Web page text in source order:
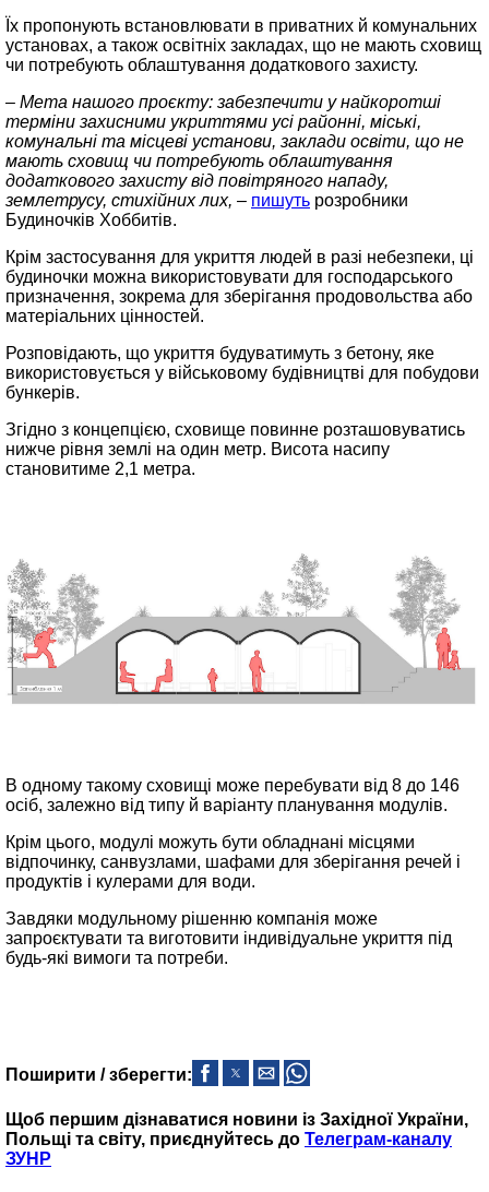
Їх пропонують встановлювати в приватних й комунальних
установах, а також освітніх закладах, що не мають сховищ
чи потребують облаштування додаткового захисту.
– Мета нашого проєкту: забезпечити у найкоротші
терміни захисними укриттями усі районні, міські,
комунальні та місцеві установи, заклади освіти, що не
мають сховищ чи потребують облаштування
додаткового захисту від повітряного нападу,
землетрусу, стихійних лих, – пишуть розробники
Будиночків Хоббитів.
Крім застосування для укриття людей в разі небезпеки, ці
будиночки можна використовувати для господарського
призначення, зокрема для зберігання продовольства або
матеріальних цінностей.
Розповідають, що укриття будуватимуть з бетону, яке
використовується у військовому будівництві для побудови
бункерів.
Згідно з концепцією, сховище повинне розташовуватись
нижче рівня землі на один метр. Висота насипу
становитиме 2,1 метра.
В одному такому сховищі може перебувати від 8 до 146
осіб, залежно від типу й варіанту планування модулів.
Крім цього, модулі можуть бути обладнані місцями
відпочинку, санвузлами, шафами для зберігання речей і
продуктів і кулерами для води.
Завдяки модульному рішенню компанія може
запроєктувати та виготовити індивідуальне укриття під
будь-які вимоги та потреби.
Поширити / зберегти:
Щоб першим дізнаватися новини із Західної України,
Польщі та світу, приєднуйтесь до Телеграм-каналу
ЗУНР